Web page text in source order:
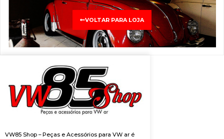
VOLTAR PARA LOJA
VW85 Shop – Peças e Acessórios para VW ar é